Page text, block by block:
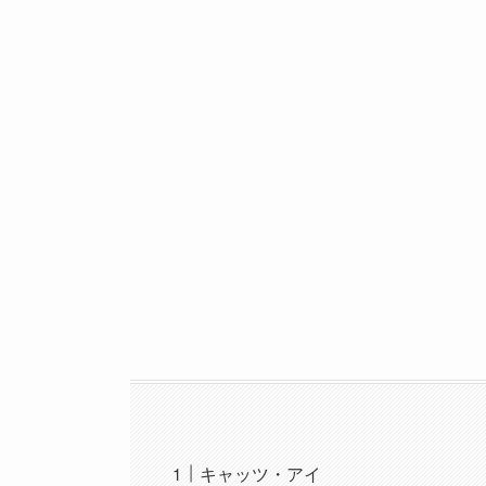
キャッツ・アイ